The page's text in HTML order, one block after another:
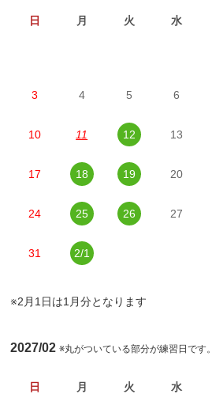
日 月 火 水
3 4 5 6
10 11 12 13
17 18 19 20
24 25 26 27
31 2/1
※2月1日は1月分となります
2027/02※丸がついている部分が練習日です。
日 月 火 水